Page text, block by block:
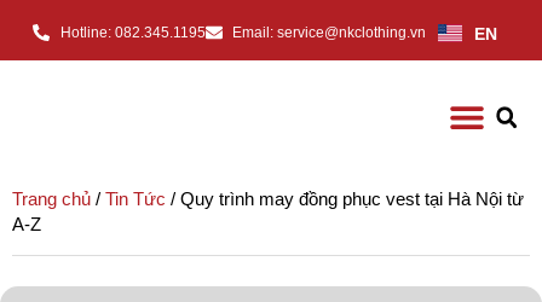
Hotline: 082.345.1195 Email: service@nkclothing.vn EN
Trang chủ / Tin Tức / Quy trình may đồng phục vest tại Hà Nội từ
A-Z